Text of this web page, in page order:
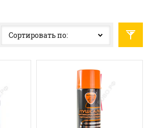
Сортировать по: